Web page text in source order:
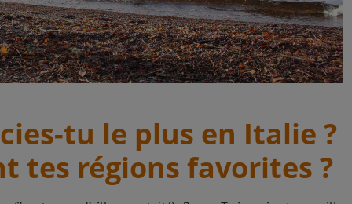
tu le plus en Italie ?
tes régions favorites ?